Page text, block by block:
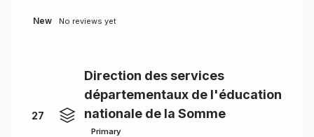
New No reviews yet
27
Direction des services
départementaux de l'éducation
nationale de la Somme
Primary